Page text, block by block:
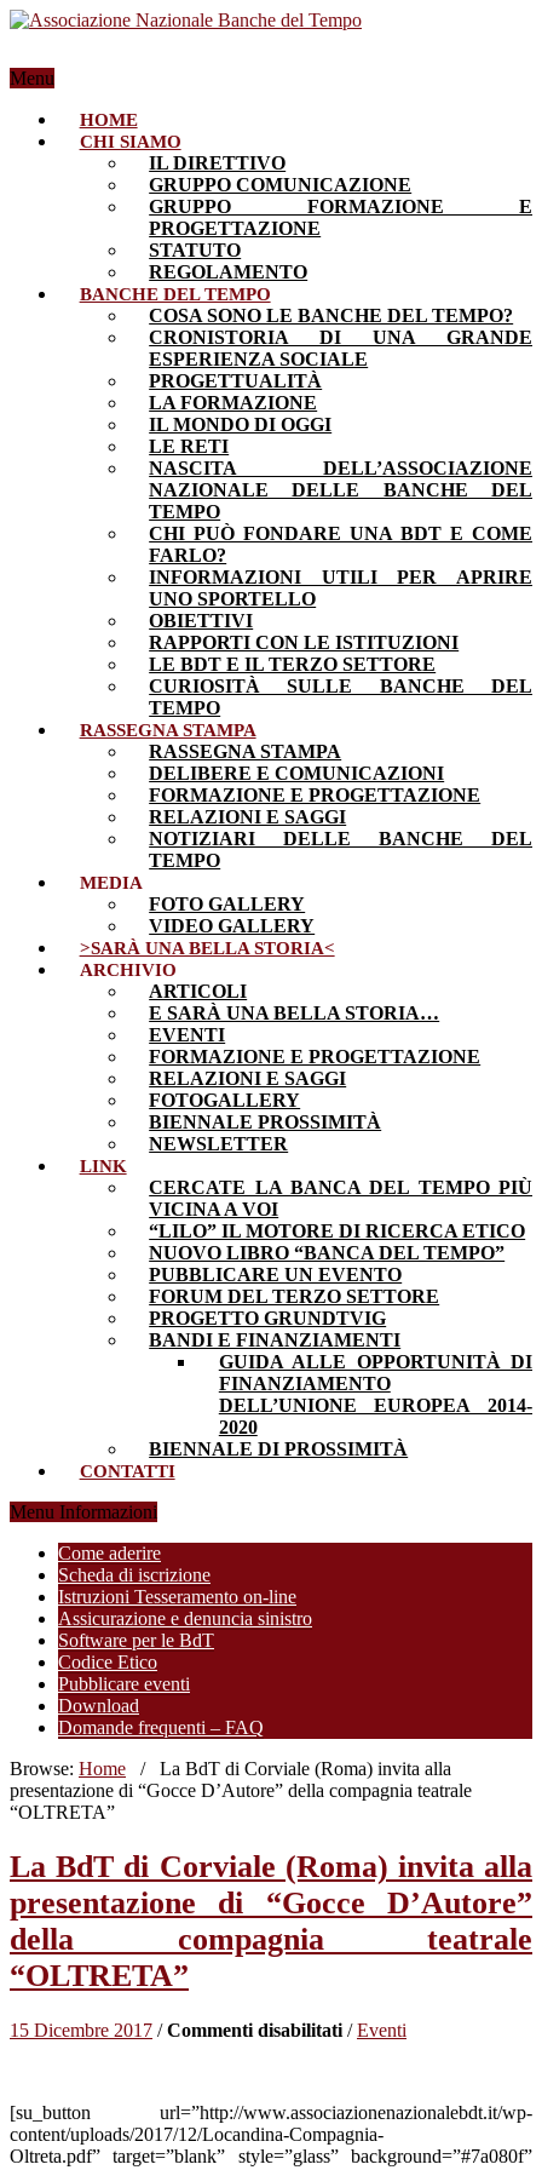
Menu
HOME
CHI SIAMO
IL DIRETTIVO
GRUPPO COMUNICAZIONE
GRUPPO FORMAZIONE E
PROGETTAZIONE
STATUTO
REGOLAMENTO
BANCHE DEL TEMPO
COSA SONO LE BANCHE DEL TEMPO?
CRONISTORIA DI UNA GRANDE
ESPERIENZA SOCIALE
PROGETTUALITÀ
LA FORMAZIONE
IL MONDO DI OGGI
LE RETI
NASCITA DELL’ASSOCIAZIONE
NAZIONALE DELLE BANCHE DEL
TEMPO
CHI PUÒ FONDARE UNA BDT E COME
FARLO?
INFORMAZIONI UTILI PER APRIRE
UNO SPORTELLO
OBIETTIVI
RAPPORTI CON LE ISTITUZIONI
LE BDT E IL TERZO SETTORE
CURIOSITÀ SULLE BANCHE DEL
TEMPO
RASSEGNA STAMPA
RASSEGNA STAMPA
DELIBERE E COMUNICAZIONI
FORMAZIONE E PROGETTAZIONE
RELAZIONI E SAGGI
NOTIZIARI DELLE BANCHE DEL
TEMPO
MEDIA
FOTO GALLERY
VIDEO GALLERY
>SARÀ UNA BELLA STORIA<
ARCHIVIO
ARTICOLI
E SARÀ UNA BELLA STORIA…
EVENTI
FORMAZIONE E PROGETTAZIONE
RELAZIONI E SAGGI
FOTOGALLERY
BIENNALE PROSSIMITÀ
NEWSLETTER
LINK
CERCATE LA BANCA DEL TEMPO PIÙ
VICINA A VOI
“LILO” IL MOTORE DI RICERCA ETICO
NUOVO LIBRO “BANCA DEL TEMPO”
PUBBLICARE UN EVENTO
FORUM DEL TERZO SETTORE
PROGETTO GRUNDTVIG
BANDI E FINANZIAMENTI
GUIDA ALLE OPPORTUNITÀ DI
FINANZIAMENTO
DELL’UNIONE EUROPEA 2014-
2020
BIENNALE DI PROSSIMITÀ
CONTATTI
Menu Informazioni
Come aderire
Scheda di iscrizione
Istruzioni Tesseramento on-line
Assicurazione e denuncia sinistro
Software per le BdT
Codice Etico
Pubblicare eventi
Download
Domande frequenti – FAQ
Browse: Home /
La BdT di Corviale (Roma) invita alla
presentazione di “Gocce D’Autore” della compagnia teatrale
“OLTRETA”
La BdT di Corviale (Roma) invita alla
presentazione di “Gocce D’Autore”
della compagnia teatrale
“OLTRETA”
15 Dicembre 2017 /Commenti disabilitatisu
Corviale
(Roma)
invita
/Eventi
[su_button url=”http://www.associazionenazionalebdt.it/wp-
content/uploads/2017/12/Locandina-Compagnia-
Oltreta.pdf” target=”blank” style=”glass” background=”#7a080f”